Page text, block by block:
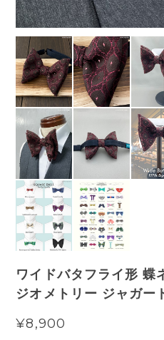
ワイドバタフライ形 蝶
ジオメトリー ジャガー
¥8,900